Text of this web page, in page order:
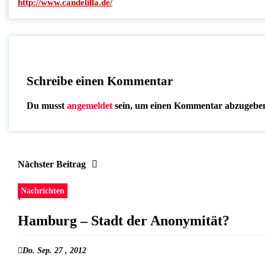
http://www.candelilla.de/
Schreibe einen Kommentar
Du musst angemeldet sein, um einen Kommentar
Nächster Beitrag
Nachrichten
Hamburg – Stadt der Anonymität?
Do. Sep. 27 , 2012